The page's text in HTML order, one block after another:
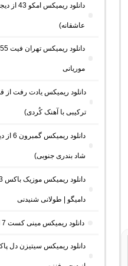
دانلود
عاشقانه)
موریانی
دانلود ریمیکس یادت رفت
ترکیبی با آهنک کُردی)
شاد بندری جنوبی)
دامیگو | طولانی شنیدنی
دانلود ریمیکس مینی کست 7 از دیجی مهراس
دانلود ریمیکس سیتیزن دل